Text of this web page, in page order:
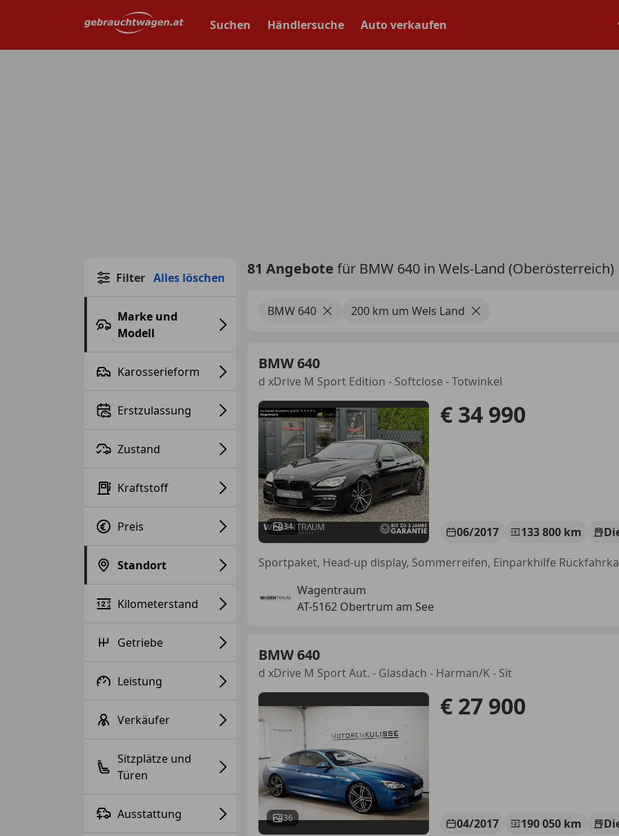
Suchen Händlersuche Auto verkaufen
Filter Alles löschen
Marke und
Modell
Karosserieform
Erstzulassung
Zustand
Kraftstoff
Preis
Standort
Kilometerstand
Getriebe
Leistung
Verkäufer
Sitzplätze und
Türen
Ausstattung
81 Angebote für BMW 640 in Wels-Land (Oberösterreich)
BMW 640 200 km um Wels Land
BMW 640
d xDrive M Sport Edition - Softclose - Totwinkel
34
€ 34 990
06/2017 133 800 km
Wagentraum
AT-5162 Obertrum am See
BMW 640
d xDrive M Sport Aut. - Glasdach - Harman/K - Sit
36
€ 27 900
04/2017 190 050 km